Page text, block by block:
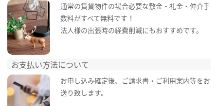
通常の賃貸物件の場合必要な敷金・礼金・仲介手
数料がすべて無料です！
法人様の出張時の経費削減にもおすすめです。
お支払い方法について
お申し込み確定後、ご請求書・ご利用案内等をお
送り致します。